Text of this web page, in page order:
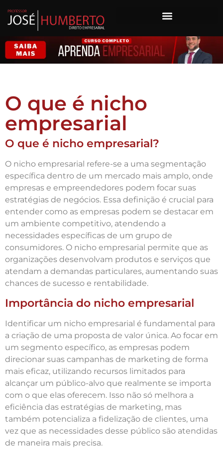
O que é nicho
empresarial
O que é nicho empresarial?
O nicho empresarial refere-se a uma segmentação
específica dentro de um mercado mais amplo, onde
empresas e empreendedores podem focar suas
estratégias de negócios. Essa definição é crucial para
entender como as empresas podem se destacar em
um ambiente competitivo, atendendo a
necessidades específicas de um grupo de
consumidores. O nicho empresarial permite que as
organizações desenvolvam produtos e serviços que
atendam a demandas particulares, aumentando suas
chances de sucesso e rentabilidade.
Importância do nicho empresarial
Identificar um nicho empresarial é fundamental para
a criação de uma proposta de valor única. Ao focar em
um segmento específico, as empresas podem
direcionar suas campanhas de marketing de forma
mais eficaz, utilizando recursos limitados para
alcançar um público-alvo que realmente se importa
com o que elas oferecem. Isso não só melhora a
eficiência das estratégias de marketing, mas
também potencializa a fidelização de clientes, uma
vez que as necessidades desse público são atendidas
de maneira mais precisa.